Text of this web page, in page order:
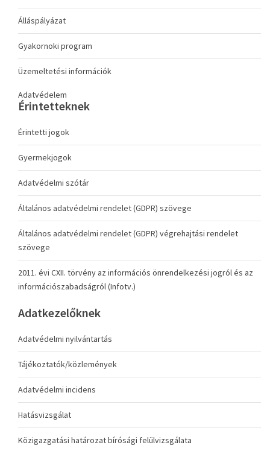
Álláspályázat
Gyakornoki program
Üzemeltetési információk
Adatvédelem
Érintetteknek
Érintetti jogok
Gyermekjogok
Adatvédelmi szótár
Általános adatvédelmi rendelet (GDPR) szövege
Általános adatvédelmi rendelet (GDPR) végrehajtási rendelet
szövege
2011. évi CXII. törvény az információs önrendelkezési jogról és az
információszabadságról (Infotv.)
Adatkezelőknek
Adatvédelmi nyilvántartás
Tájékoztatók/közlemények
Adatvédelmi incidens
Hatásvizsgálat
Közigazgatási határozat bírósági felülvizsgálata